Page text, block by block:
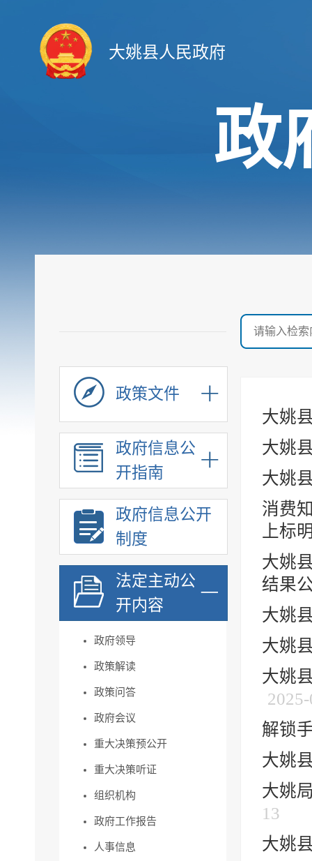
大姚县人民政府
政
政策文件
政府信息公
开指南
政府信息公开
制度
法定主动公
开内容
政府领导
政策解读
政策问答
政府会议
重大决策预公开
重大决策听证
组织机构
政府工作报告
人事信息
大姚
大姚
大姚
消费
上标
大姚
结果
大姚
大姚
大姚
解锁
大姚
大姚
13
大姚